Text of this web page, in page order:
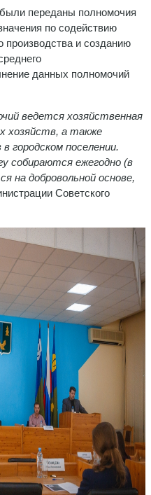
переданы полномочия
по содействию
производства и созданию
данных полномочий
ведется хозяйственная
хозяйств, а также
городском поселении.
собираются ежегодно (в
на добровольной основе,
Советского